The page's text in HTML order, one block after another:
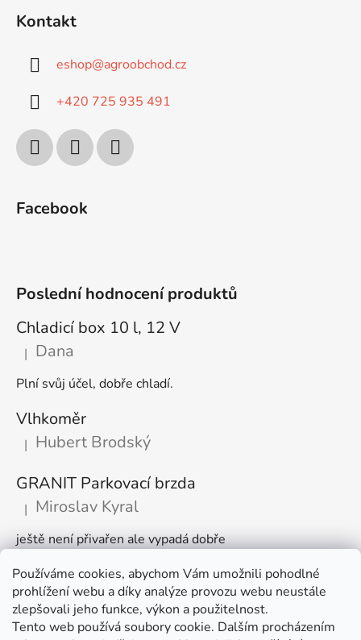
Používáme cookies, abychom Vám umožnili pohodlné
prohlížení webu a díky analýze provozu webu neustále
zlepšovali jeho funkce, výkon a použitelnost.
Tento web používá soubory cookie. Dalším procházením
Kontakt
eshop@agroobchod.cz
+420 725 935 491
Facebook
Poslední hodnocení produktů
Chladicí box 10 l, 12 V
Hodnocení produktu je 5 z 5 hvězdiček.
| Dana
Plní svůj účel, dobře chladí.
Vlhkoměr
Hodnocení produktu je 5 z 5 hvězdiček.
| Hubert Brodský
GRANIT Parkovací brzda
Hodnocení produktu je 5 z 5 hvězdiček.
| Miroslav Kyral
ještě není přivařen ale vypadá dobře
Články
🌾 Prodlužujeme otevírací dobu na sezónu